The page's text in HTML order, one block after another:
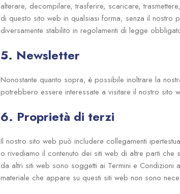
alterare, decompilare, trasferire, scaricare,
di questo sito web in qualsiasi forma, senza il nostro
diversamente stabilito in regolamenti di legge
5. Newsletter
Nonostante quanto sopra, è possibile inoltrare la
potrebbero essere interessate a visitare il nostro sito
6. Proprietà di terzi
Il nostro sito web può includere collegamenti
o rivediamo il contenuto dei siti web di altre parti
da altri siti web sono soggetti ai Termini e
materiale che appare su questi siti web non sono